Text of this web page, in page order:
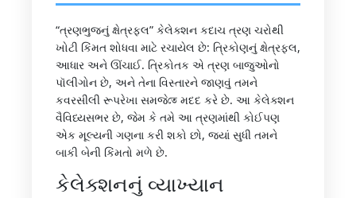
“ત્રણભુજનું ક્ષેત્રફલ” કેલેક્શન કદાચ ત્રણ ચરોથી
ખોટી કિંમત શોધવા માટે રચાયેલ છે: ત્રિકોણનું ક્ષેત્રફલ,
આધાર અને ઊંચાઈ. ત્રિકોતક એ ત્રણ બાજુઓનો
પૉલીગોન છે, અને તેના વિસ્તારને જાણવું તમને
કવરસીલી રૂપરેખા સમજેতে મદદ કરે છે. આ કેલેક્શન
વૈવિધ્યસભર છે, જેમ કે તમે આ ત્રણમાંથી કોઈપણ
એક મૂલ્યની ગણના કરી શકો છો, જ્યાં સુધી તમને
બાકી બેની કિંમતો મળે છે.
કેલેક્શનનું વ્યાખ્યાન